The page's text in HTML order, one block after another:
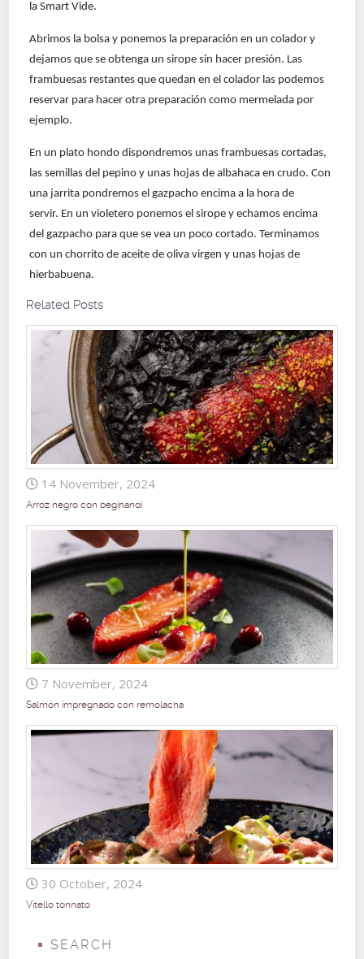
la Smart Vide.
Abrimos la bolsa y ponemos la preparación en un colador y
dejamos que se obtenga un sirope sin hacer presión. Las
frambuesas restantes que quedan en el colador las podemos
reservar para hacer otra preparación como mermelada por
ejemplo.
En un plato hondo dispondremos unas frambuesas cortadas,
las semillas del pepino y unas hojas de albahaca en crudo. Con
una jarrita pondremos el gazpacho encima a la hora de
servir. En un violetero ponemos el sirope y echamos encima
del gazpacho para que se vea un poco cortado.Terminamos
con un chorrito de aceite de oliva virgen y unas hojas de
hierbabuena.
Related Posts
14 November, 2024
Arroz negro con begihandi
7 November, 2024
Salmón impregnado con remolacha
30 October, 2024
Vitello tonnato
SEARCH